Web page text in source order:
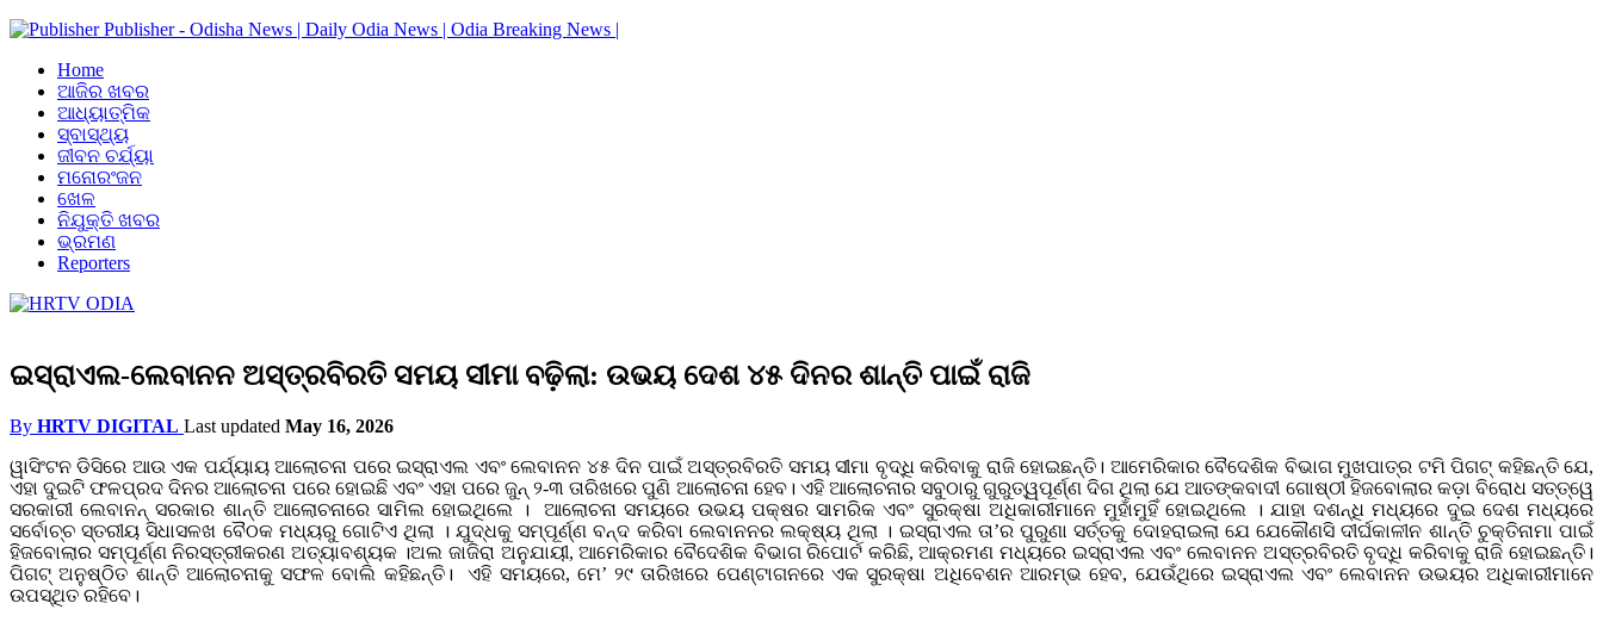
Publisher - Odisha News | Daily Odia News | Odia Breaking News |
Home
ଆଜିର ଖବର
ଆଧ୍ୟାତ୍ମିକ
ସ୍ବାସ୍ଥ୍ୟ
ଜୀବନ ଚର୍ଯ୍ୟା
ମନୋରଂଜନ
ଖେଳ
ନିଯୁକ୍ତି ଖବର
ଭ୍ରମଣ
Reporters
ଇସ୍ରାଏଲ-ଲେବାନନ ଅସ୍ତ୍ରବିରତି ସମୟ ସୀମା ବଢ଼ିଲା: ଉଭୟ ଦେଶ ୪୫ ଦିନର ଶାନ୍ତି ପାଇଁ ରାଜି
By HRTV DIGITAL Last updated May 16, 2026
ୱାସିଂଟନ ଡିସିରେ ଆଉ ଏକ ପର୍ଯ୍ୟାୟ ଆଲୋଚନା ପରେ ଇସ୍ରାଏଲ ଏବଂ ଲେବାନନ ୪୫ ଦିନ ପାଇଁ ଅସ୍ତ୍ରବିରତି ସମୟ ସୀମା ବୃଦ୍ଧି କରିବାକୁ ରାଜି ହୋଇଛନ୍ତି। ଆମେରିକାର ବୈଦେଶିକ ବିଭାଗ ମୁଖପାତ୍ର ଟମି ପିଗଟ୍ କହିଛନ୍ତି ଯେ,
ଏହା ଦୁଇଟି ଫଳପ୍ରଦ ଦିନର ଆଲୋଚନା ପରେ ହୋଇଛି ଏବଂ ଏହା ପରେ ଜୁନ୍ ୨-୩ ତାରିଖରେ ପୁଣି ଆଲୋଚନା ହେବ। ଏହି ଆଲୋଚନାର ସବୁଠାରୁ ଗୁରୁତ୍ୱପୂର୍ଣ୍ଣ ଦିଗ ଥିଲା ଯେ ଆତଙ୍କବାଦୀ ଗୋଷ୍ଠୀ ହିଜବୋଲାର କଡ଼ା ବିରୋଧ ସତ୍ତ୍ୱେ
ସରକାରୀ ଲେବାନନ୍ ସରକାର ଶାନ୍ତି ଆଲୋଚନାରେ ସାମିଲ ହୋଇଥିଲେ । ଆଲୋଚନା ସମୟରେ ଉଭୟ ପକ୍ଷର ସାମରିକ ଏବଂ ସୁରକ୍ଷା ଅଧିକାରୀମାନେ ମୁହାଁମୁହିଁ ହୋଇଥିଲେ । ଯାହା ଦଶନ୍ଧି ମଧ୍ୟରେ ଦୁଇ ଦେଶ ମଧ୍ୟରେ
ସର୍ବୋଚ୍ଚ ସ୍ତରୀୟ ସିଧାସଳଖ ବୈଠକ ମଧ୍ୟରୁ ଗୋଟିଏ ଥିଲା । ଯୁଦ୍ଧକୁ ସମ୍ପୂର୍ଣ୍ଣ ବନ୍ଦ କରିବା ଲେବାନନର ଲକ୍ଷ୍ୟ ଥିଲା । ଇସ୍ରାଏଲ ତା’ର ପୁରୁଣା ସର୍ତ୍ତକୁ ଦୋହରାଇଲା ଯେ ଯେକୌଣସି ଦୀର୍ଘକାଳୀନ ଶାନ୍ତି ଚୁକ୍ତିନାମା ପାଇଁ
ହିଜବୋଲାର ସମ୍ପୂର୍ଣ୍ଣ ନିରସ୍ତ୍ରୀକରଣ ଅତ୍ୟାବଶ୍ୟକ ।ଅଲ ଜାଜିରା ଅନୁଯାୟୀ, ଆମେରିକାର ବୈଦେଶିକ ବିଭାଗ ରିପୋର୍ଟ କରିଛି, ଆକ୍ରମଣ ମଧ୍ୟରେ ଇସ୍ରାଏଲ ଏବଂ ଲେବାନନ ଅସ୍ତ୍ରବିରତି ବୃଦ୍ଧି କରିବାକୁ ରାଜି ହୋଇଛନ୍ତି।
ପିଗଟ୍ ଅନୁଷ୍ଠିତ ଶାନ୍ତି ଆଲୋଚନାକୁ ସଫଳ ବୋଲି କହିଛନ୍ତି। ଏହି ସମୟରେ, ମେ’ ୨୯ ତାରିଖରେ ପେଣ୍ଟାଗନରେ ଏକ ସୁରକ୍ଷା ଅଧିବେଶନ ଆରମ୍ଭ ହେବ, ଯେଉଁଥିରେ ଇସ୍ରାଏଲ ଏବଂ ଲେବାନନ ଉଭୟର ଅଧିକାରୀମାନେ
ଉପସ୍ଥିତ ରହିବେ।